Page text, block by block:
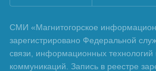
СМИ «Магнитогорское
зарегистрировано Федеральной
связи, информационных технологий
коммуникаций. Запись в реестре